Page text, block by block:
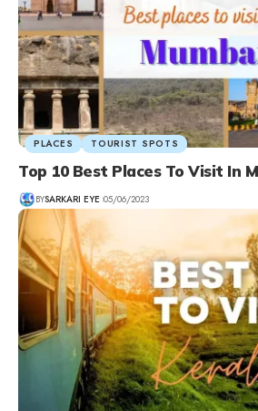
PLACES TOURIST SPOTS
Top 10 Best Places To Visit In
BYSARKARI EYE 05/06/2023